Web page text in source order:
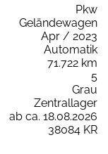
Pkw
Geländewagen
Apr / 2023
Automatik
71.722 km
5
Grau
Zentrallager
ab ca. 18.08.2026
38084 KR